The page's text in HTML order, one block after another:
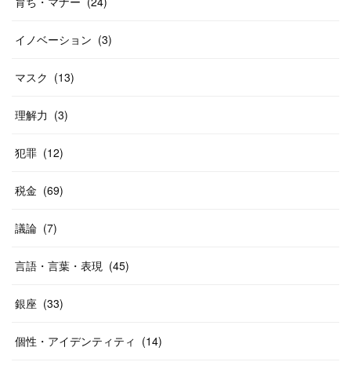
イノベーション (3)
マスク (13)
理解力 (3)
犯罪 (12)
税金 (69)
議論 (7)
言語・言葉・表現 (45)
銀座 (33)
個性・アイデンティティ (14)